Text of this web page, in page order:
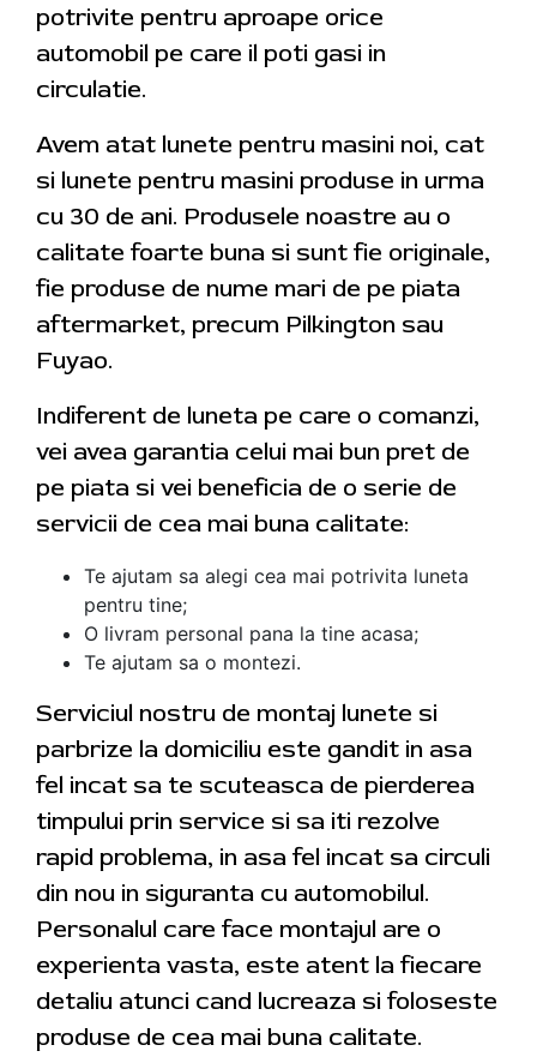
potrivite pentru aproape orice
automobil pe care il poti gasi in
circulatie.
Avem atat lunete pentru masini noi, cat
si lunete pentru masini produse in urma
cu 30 de ani. Produsele noastre au o
calitate foarte buna si sunt fie originale,
fie produse de nume mari de pe piata
aftermarket, precum Pilkington sau
Fuyao.
Indiferent de luneta pe care o comanzi,
vei avea garantia celui mai bun pret de
pe piata si vei beneficia de o serie de
servicii de cea mai buna calitate:
Te ajutam sa alegi cea mai potrivita luneta
pentru tine;
O livram personal pana la tine acasa;
Te ajutam sa o montezi.
Serviciul nostru de montaj lunete si
parbrize la domiciliu este gandit in asa
fel incat sa te scuteasca de pierderea
timpului prin service si sa iti rezolve
rapid problema, in asa fel incat sa circuli
din nou in siguranta cu automobilul.
Personalul care face montajul are o
experienta vasta, este atent la fiecare
detaliu atunci cand lucreaza si foloseste
produse de cea mai buna calitate.